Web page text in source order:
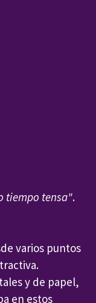
tiempo tensa".
varios puntos
y de papel,
en estos